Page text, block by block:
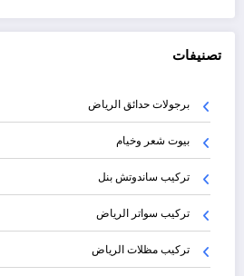
تصنيفات
برجولات حدائق الرياض
بيوت شعر وخيام
تركيب ساندوتش بنل
تركيب سواتر الرياض
تركيب مظلات الرياض